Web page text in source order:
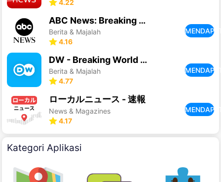
4.22
ABC News: Breaking News Live
Berita & Majalah
4.16
DW - Breaking World News
Berita & Majalah
4.77
ローカルニュース - 速報
News & Magazines
4.17
Kategori Aplikasi